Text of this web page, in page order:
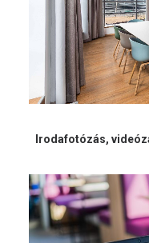
Irodafotózás,